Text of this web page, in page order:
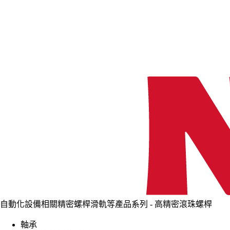
自動化設備相關精密螺桿滑軌等產品系列 - 高精密滾珠螺桿
軸承